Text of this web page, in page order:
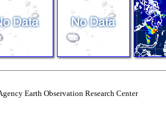
Earth Observation Research Center